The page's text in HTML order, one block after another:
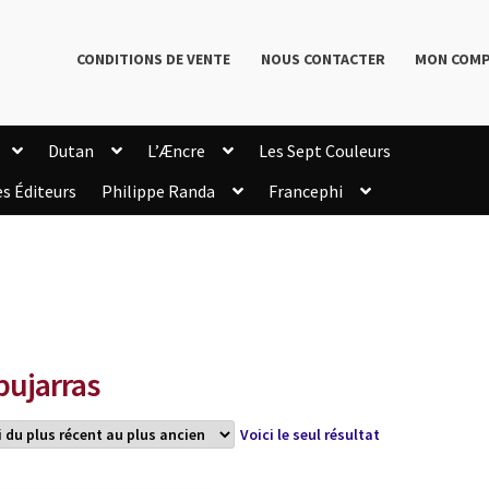
CONDITIONS DE VENTE NOUS CONTACTER MON
Dutan L’Æncre
Les Sept Couleurs
Éditeurs Philippe Randa
Francephi
Voici le seul résultat